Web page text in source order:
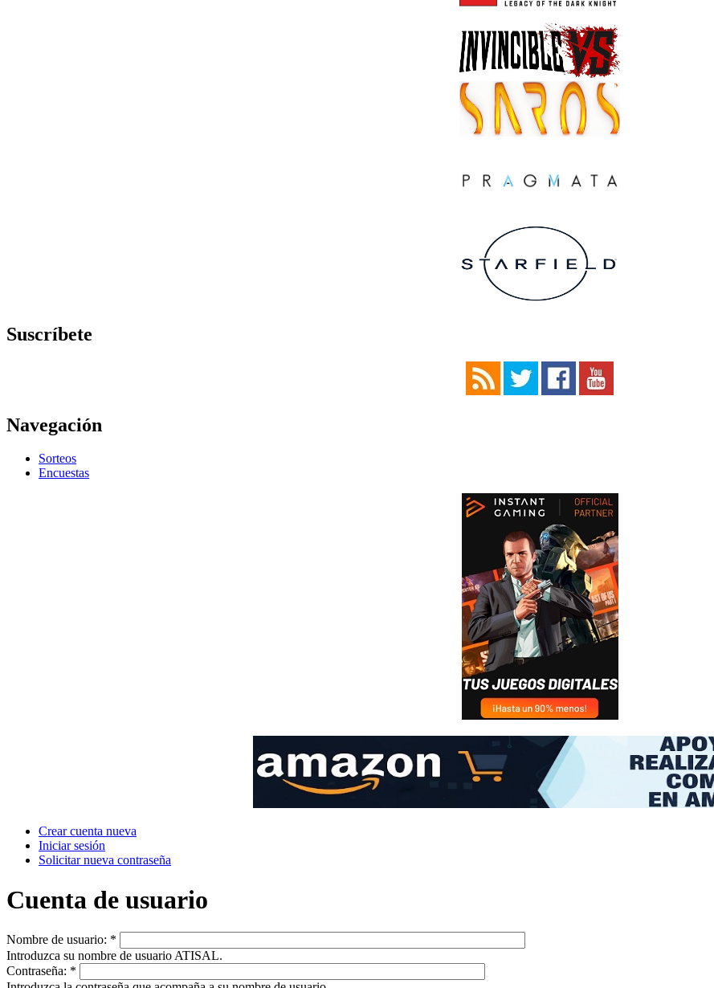
Suscríbete
Navegación
Sorteos
Encuestas
Crear cuenta nueva
Iniciar sesión
Solicitar nueva contraseña
Cuenta de usuario
Nombre de usuario: *
Introduzca su nombre de usuario ATISAL.
Contraseña: *